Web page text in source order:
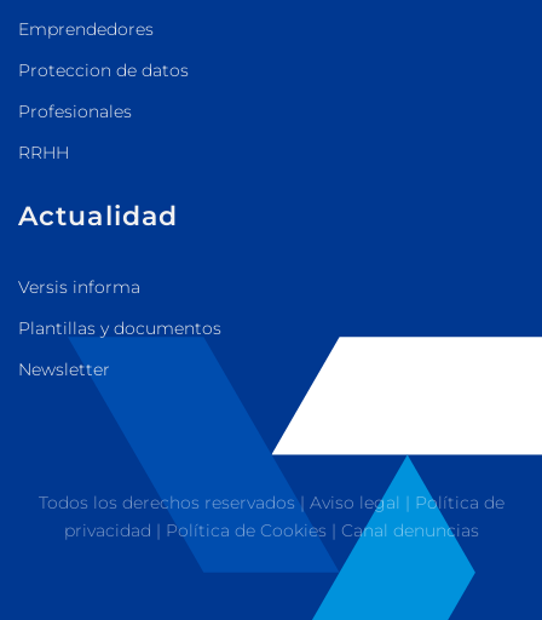
Emprendedores
Proteccion de datos
Profesionales
RRHH
Actualidad
Versis informa
Plantillas y documentos
Newsletter
Todos los derechos reservados | Aviso legal | Política de
privacidad | Política de Cookies | Canal denuncias